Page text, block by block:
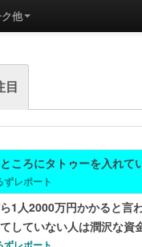
他
目
ころにタトゥーを入れて
ずレポート
1人2000万円かかると言
していない人は潤沢な